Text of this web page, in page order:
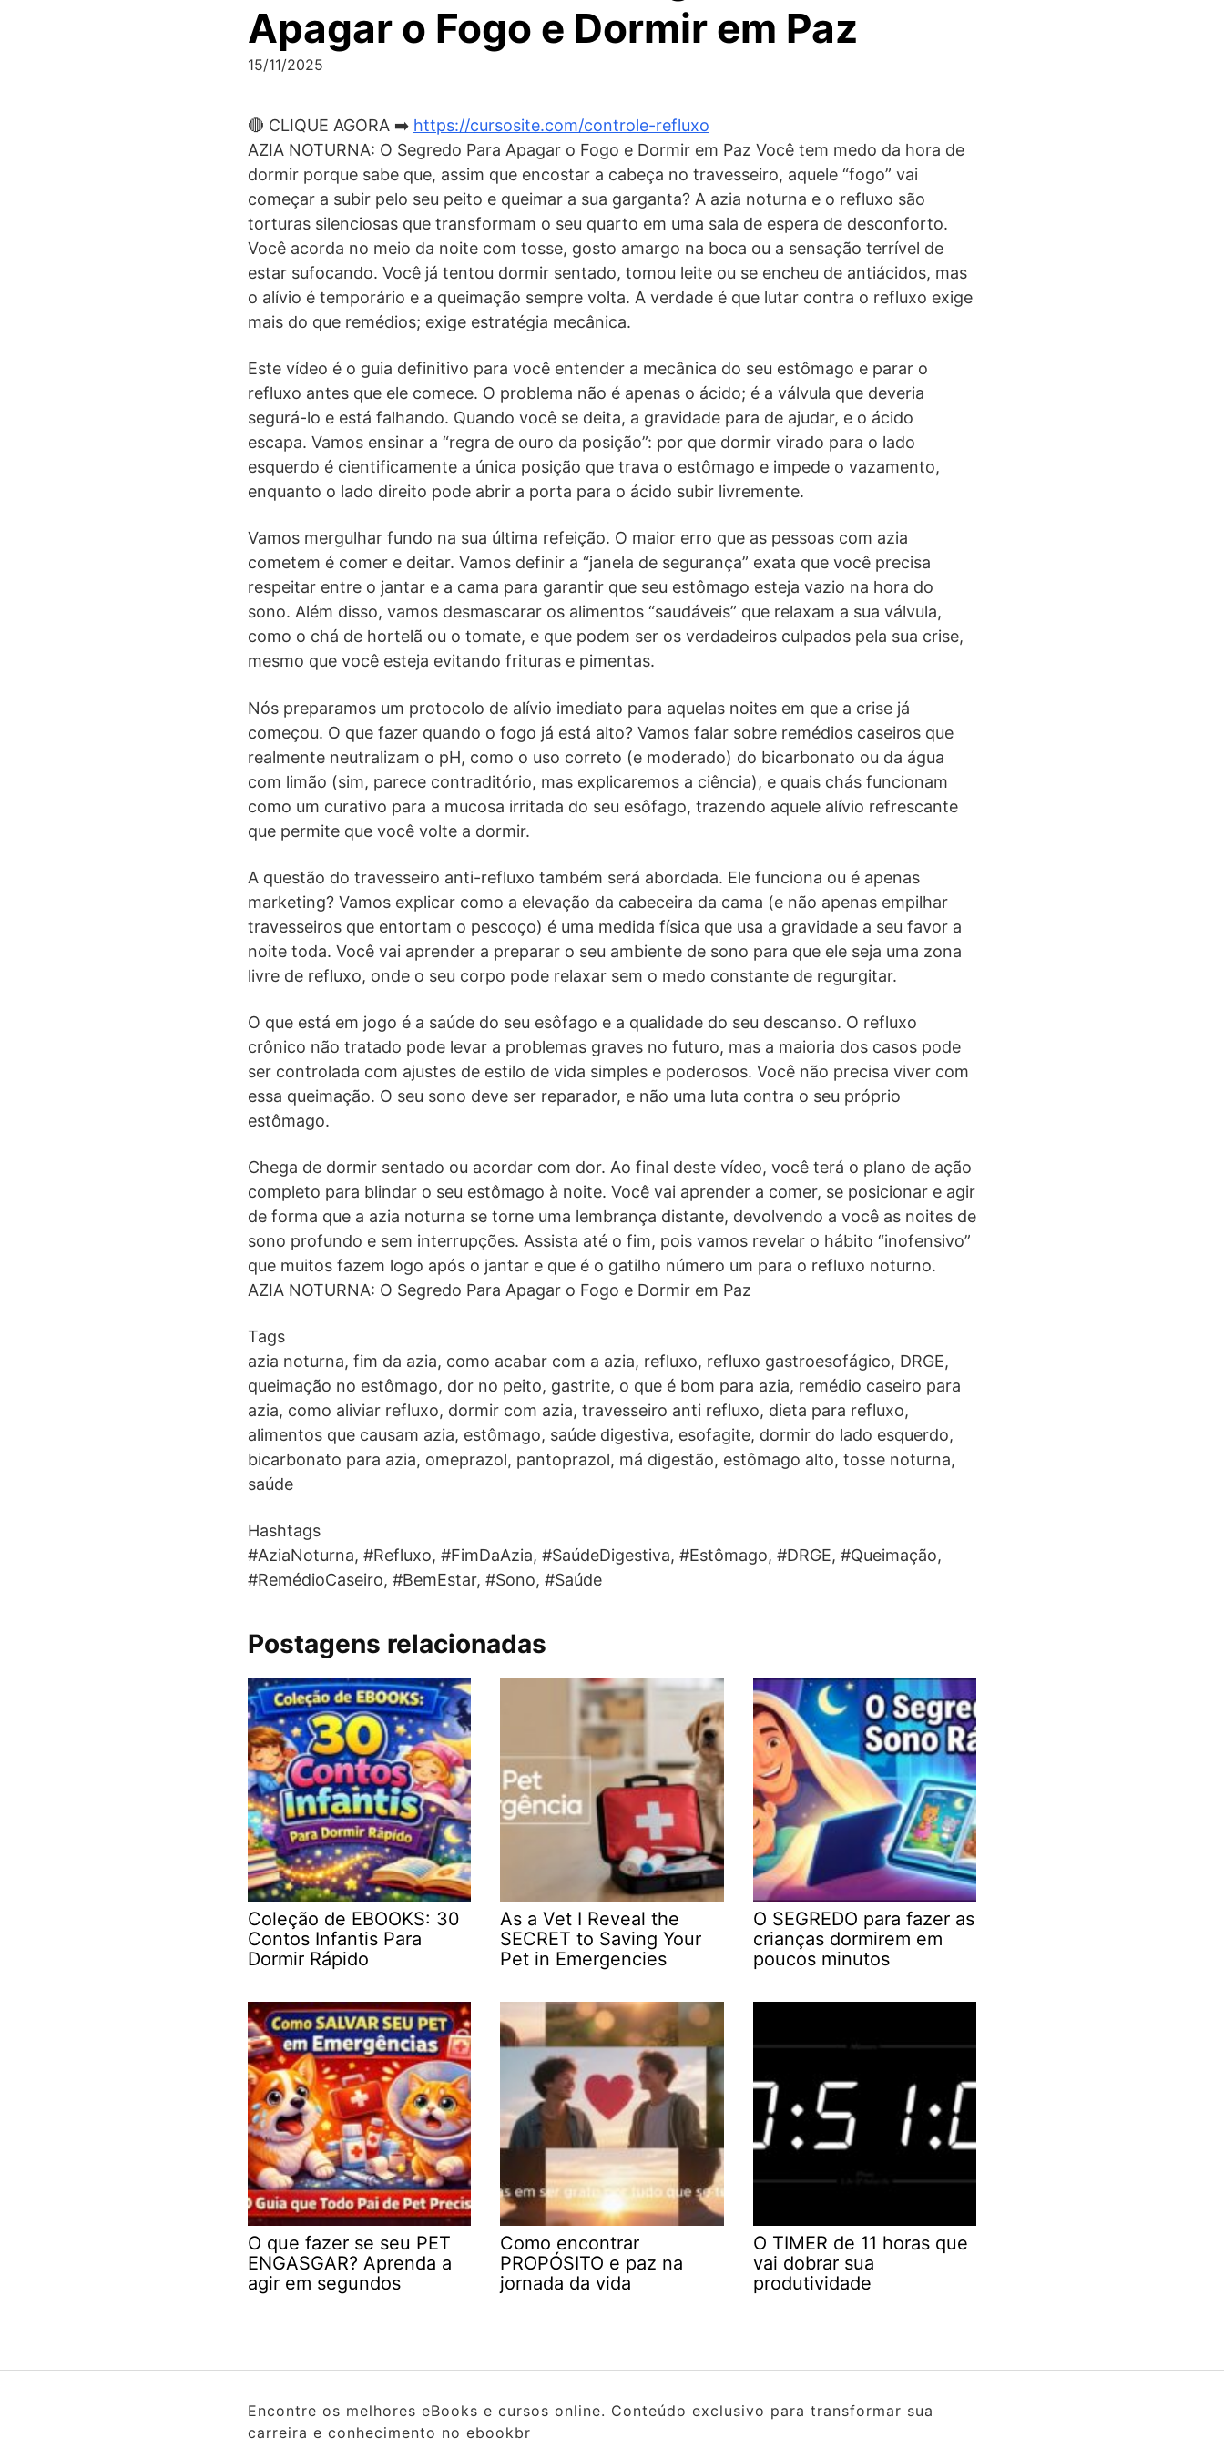
Apagar o Fogo e Dormir em Paz
15/11/2025
🔴 CLIQUE AGORA ➡️ https://cursosite.com/controle-refluxo
AZIA NOTURNA: O Segredo Para Apagar o Fogo e Dormir em Paz Você tem medo da hora de
dormir porque sabe que, assim que encostar a cabeça no travesseiro, aquele “fogo” vai
começar a subir pelo seu peito e queimar a sua garganta? A azia noturna e o refluxo são
torturas silenciosas que transformam o seu quarto em uma sala de espera de desconforto.
Você acorda no meio da noite com tosse, gosto amargo na boca ou a sensação terrível de
estar sufocando. Você já tentou dormir sentado, tomou leite ou se encheu de antiácidos, mas
o alívio é temporário e a queimação sempre volta. A verdade é que lutar contra o refluxo exige
mais do que remédios; exige estratégia mecânica.
Este vídeo é o guia definitivo para você entender a mecânica do seu estômago e parar o
refluxo antes que ele comece. O problema não é apenas o ácido; é a válvula que deveria
segurá-lo e está falhando. Quando você se deita, a gravidade para de ajudar, e o ácido
escapa. Vamos ensinar a “regra de ouro da posição”: por que dormir virado para o lado
esquerdo é cientificamente a única posição que trava o estômago e impede o vazamento,
enquanto o lado direito pode abrir a porta para o ácido subir livremente.
Vamos mergulhar fundo na sua última refeição. O maior erro que as pessoas com azia
cometem é comer e deitar. Vamos definir a “janela de segurança” exata que você precisa
respeitar entre o jantar e a cama para garantir que seu estômago esteja vazio na hora do
sono. Além disso, vamos desmascarar os alimentos “saudáveis” que relaxam a sua válvula,
como o chá de hortelã ou o tomate, e que podem ser os verdadeiros culpados pela sua crise,
mesmo que você esteja evitando frituras e pimentas.
Nós preparamos um protocolo de alívio imediato para aquelas noites em que a crise já
começou. O que fazer quando o fogo já está alto? Vamos falar sobre remédios caseiros que
realmente neutralizam o pH, como o uso correto (e moderado) do bicarbonato ou da água
com limão (sim, parece contraditório, mas explicaremos a ciência), e quais chás funcionam
como um curativo para a mucosa irritada do seu esôfago, trazendo aquele alívio refrescante
que permite que você volte a dormir.
A questão do travesseiro anti-refluxo também será abordada. Ele funciona ou é apenas
marketing? Vamos explicar como a elevação da cabeceira da cama (e não apenas empilhar
travesseiros que entortam o pescoço) é uma medida física que usa a gravidade a seu favor a
noite toda. Você vai aprender a preparar o seu ambiente de sono para que ele seja uma zona
livre de refluxo, onde o seu corpo pode relaxar sem o medo constante de regurgitar.
O que está em jogo é a saúde do seu esôfago e a qualidade do seu descanso. O refluxo
crônico não tratado pode levar a problemas graves no futuro, mas a maioria dos casos pode
ser controlada com ajustes de estilo de vida simples e poderosos. Você não precisa viver com
essa queimação. O seu sono deve ser reparador, e não uma luta contra o seu próprio
estômago.
Chega de dormir sentado ou acordar com dor. Ao final deste vídeo, você terá o plano de ação
completo para blindar o seu estômago à noite. Você vai aprender a comer, se posicionar e agir
de forma que a azia noturna se torne uma lembrança distante, devolvendo a você as noites de
sono profundo e sem interrupções. Assista até o fim, pois vamos revelar o hábito “inofensivo”
que muitos fazem logo após o jantar e que é o gatilho número um para o refluxo noturno.
AZIA NOTURNA: O Segredo Para Apagar o Fogo e Dormir em Paz
Tags
azia noturna, fim da azia, como acabar com a azia, refluxo, refluxo gastroesofágico, DRGE,
queimação no estômago, dor no peito, gastrite, o que é bom para azia, remédio caseiro para
azia, como aliviar refluxo, dormir com azia, travesseiro anti refluxo, dieta para refluxo,
alimentos que causam azia, estômago, saúde digestiva, esofagite, dormir do lado esquerdo,
bicarbonato para azia, omeprazol, pantoprazol, má digestão, estômago alto, tosse noturna,
saúde
Hashtags
#AziaNoturna, #Refluxo, #FimDaAzia, #SaúdeDigestiva, #Estômago, #DRGE, #Queimação,
#RemédioCaseiro, #BemEstar, #Sono, #Saúde
Postagens relacionadas
Coleção de EBOOKS: 30
Contos Infantis Para
Dormir Rápido
As a Vet I Reveal the
SECRET to Saving Your
Pet in Emergencies
O SEGREDO para fazer as
crianças dormirem em
poucos minutos
O que fazer se seu PET
ENGASGAR? Aprenda a
agir em segundos
Como encontrar
PROPÓSITO e paz na
jornada da vida
O TIMER de 11 horas que
vai dobrar sua
produtividade
Encontre os melhores eBooks e cursos online. Conteúdo exclusivo para transformar sua
carreira e conhecimento no ebookbr